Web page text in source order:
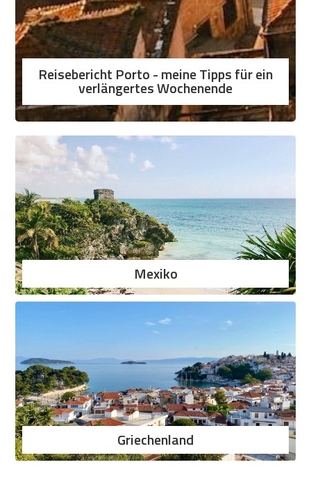
Reisebericht Porto - meine Tipps für ein
verlängertes Wochenende
Mexiko
Griechenland